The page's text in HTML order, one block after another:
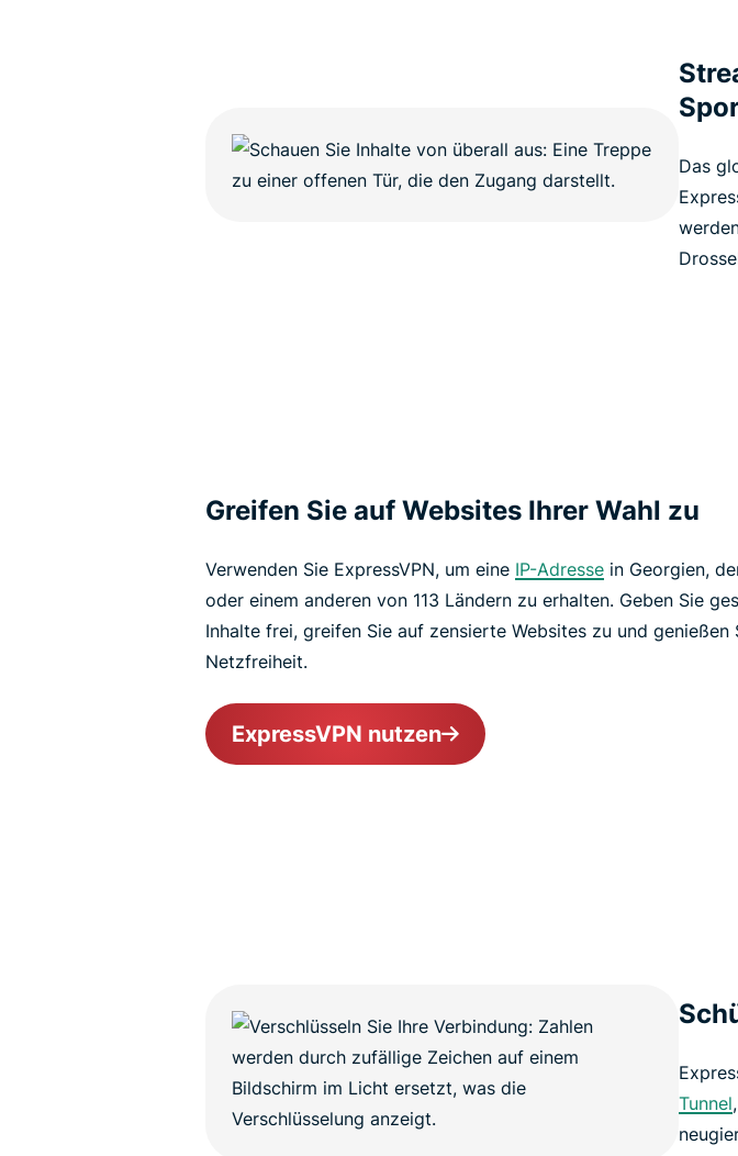
Das
Greifen Sie auf Websites Ihrer Wahl zu
Verwenden Sie ExpressVPN, um eine IP-Adresse in Georgien,
oder einem anderen von 113 Ländern zu erhalten. Geben Sie
Inhalte frei, greifen Sie auf zensierte Websites zu und genießen
Netzfreiheit.
ExpressVPN nutzen
Tunnel